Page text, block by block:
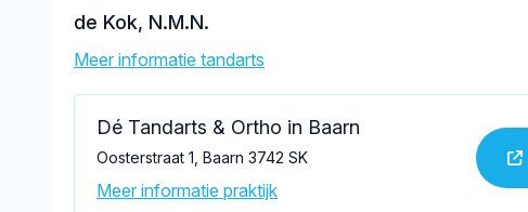
de Kok, N.M.N.
Meer informatie tandarts
Dé Tandarts & Ortho in Baarn
Oosterstraat 1, Baarn 3742 SK
Meer informatie praktijk